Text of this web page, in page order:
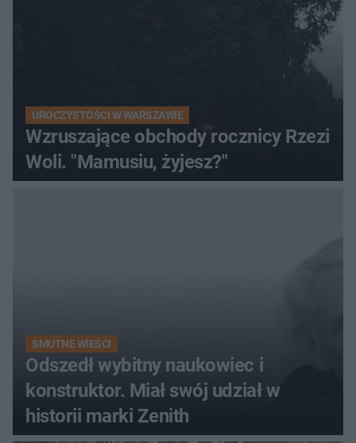
UROCZYSTOŚCI W WARSZAWIE
Wzruszające obchody rocznicy Rzezi
Woli. "Mamusiu, żyjesz?"
SMUTNE WIEŚCI
Odszedł wybitny naukowiec i
konstruktor. Miał swój udział w
historii marki Zenith